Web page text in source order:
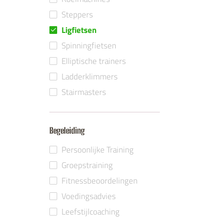
Steppers
Ligfietsen
Spinningfietsen
Elliptische trainers
Ladderklimmers
Stairmasters
Begeleiding
Persoonlijke Training
Groepstraining
Fitnessbeoordelingen
Voedingsadvies
Leefstijlcoaching